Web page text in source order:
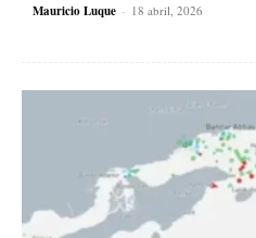
Mauricio Luque - 18 abril, 2026